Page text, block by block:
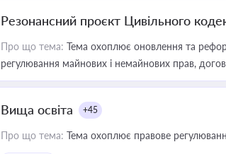
Резонансний проєкт Цивільного
Про що тема: Тема охоплює оновлення та
регулювання майнових і немайнових прав,
Вища освіта +45
Про що тема: Тема охоплює правове регулювання